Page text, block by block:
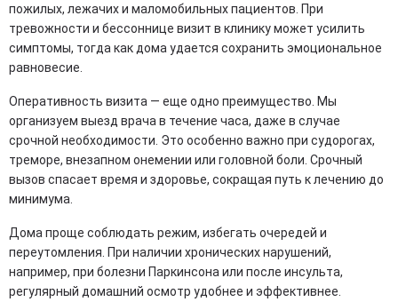
пожилых, лежачих и маломобильных пациентов. При
тревожности и бессоннице визит в клинику может усилить
симптомы, тогда как дома удается сохранить эмоциональное
равновесие.
Оперативность визита — еще одно преимущество. Мы
организуем выезд врача в течение часа, даже в случае
срочной необходимости. Это особенно важно при судорогах,
треморе, внезапном онемении или головной боли. Срочный
вызов спасает время и здоровье, сокращая путь к лечению до
минимума.
Дома проще соблюдать режим, избегать очередей и
переутомления. При наличии хронических нарушений,
например, при болезни Паркинсона или после инсульта,
регулярный домашний осмотр удобнее и эффективнее.